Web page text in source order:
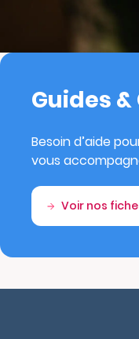
Guides
Besoin d’aide
vous
Voir nos